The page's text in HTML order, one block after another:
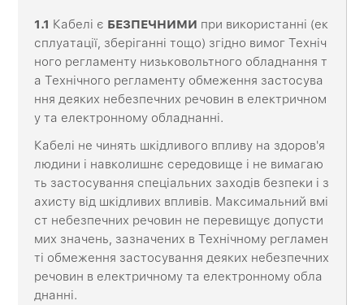
1.1 Кабелі є БЕЗПЕЧНИМИ при використанні (ек
сплуатації, зберіганні тощо) згідно вимог Техніч
ного регламенту низьковольтного обладнання т
а Технічного регламенту обмеження застосува
ння деяких небезпечних речовин в електричном
у та електронному обладнанні.
Кабелі не чинять шкідливого впливу на здоров'я
людини і навколишнє середовище і не вимагаю
ть застосування спеціальних заходів безпеки і з
ахисту від шкідливих впливів. Максимальний вмі
ст небезпечних речовин не перевищує допусти
мих значень, зазначених в Технічному регламен
ті обмеження застосування деяких небезпечних
речовин в електричному та електронному обла
днанні.